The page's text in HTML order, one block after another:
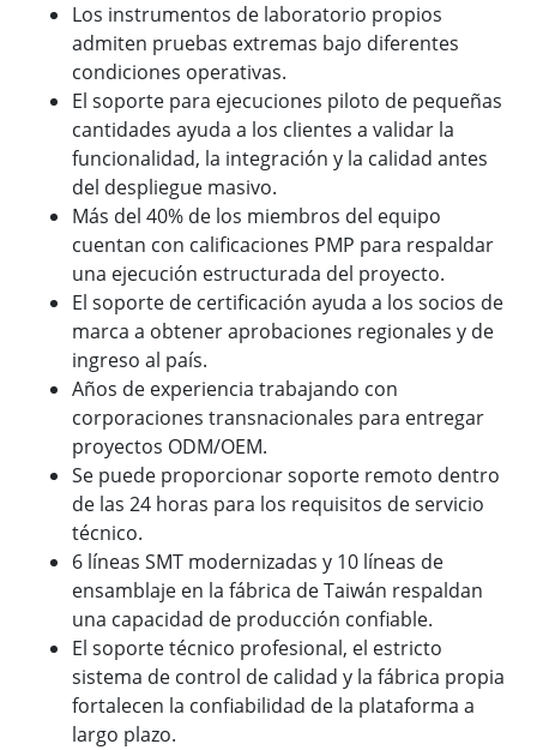
Los instrumentos de laboratorio propios
admiten pruebas extremas bajo diferentes
condiciones operativas.
El soporte para ejecuciones piloto de pequeñas
cantidades ayuda a los clientes a validar la
funcionalidad, la integración y la calidad antes
del despliegue masivo.
Más del 40% de los miembros del equipo
cuentan con calificaciones PMP para respaldar
una ejecución estructurada del proyecto.
El soporte de certificación ayuda a los socios de
marca a obtener aprobaciones regionales y de
ingreso al país.
Años de experiencia trabajando con
corporaciones transnacionales para entregar
proyectos ODM/OEM.
Se puede proporcionar soporte remoto dentro
de las 24 horas para los requisitos de servicio
técnico.
6 líneas SMT modernizadas y 10 líneas de
ensamblaje en la fábrica de Taiwán respaldan
una capacidad de producción confiable.
El soporte técnico profesional, el estricto
sistema de control de calidad y la fábrica propia
fortalecen la confiabilidad de la plataforma a
largo plazo.